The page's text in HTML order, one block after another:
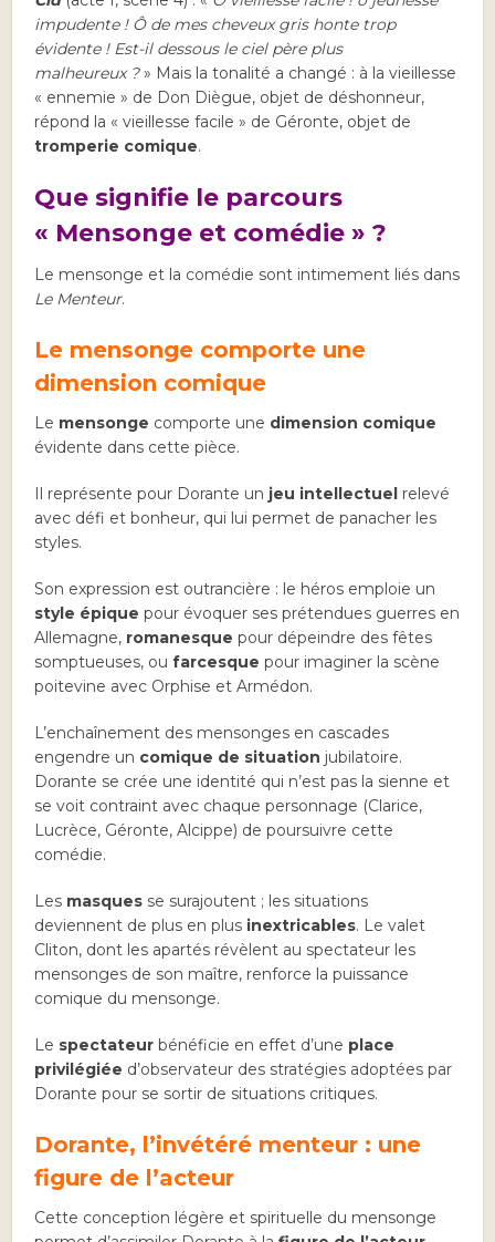
impudente ! Ô de mes cheveux gris honte trop
évidente ! Est-il dessous le ciel père plus
malheureux ?» Mais la tonalité a changé : à la vieillesse
« ennemie » de Don Diègue, objet de déshonneur,
répond la « vieillesse facile » de Géronte, objet de
tromperie comique.
Que signifie le parcours
« Mensonge et comédie » ?
Le mensonge et la comédie sont intimement liés dans
Le Menteur.
Le mensonge comporte une
dimension comique
Le mensonge comporte une dimension comique
évidente dans cette pièce.
Il représente pour Dorante un jeu intellectuel relevé
avec défi et bonheur, qui lui permet de panacher les
styles.
Son expression est outrancière : le héros emploie un
style épique pour évoquer ses prétendues guerres en
Allemagne, romanesque pour dépeindre des fêtes
somptueuses, oufarcesque pour imaginer la scène
poitevine avec Orphise et Armédon.
L’enchaînement des mensonges en cascades
engendre un comique de situation jubilatoire.
Dorante se crée une identité qui n’est pas la sienne et
se voit contraint avec chaque personnage (Clarice,
Lucrèce, Géronte, Alcippe) de poursuivre cette
comédie.
Les masques se surajoutent ; les situations
deviennent de plus en plus inextricables. Le valet
Cliton, dont les apartés révèlent au spectateur les
mensonges de son maître, renforce la puissance
comique du mensonge.
Le spectateur bénéficie en effet d’une place
privilégiée d’observateur des stratégies adoptées par
Dorante pour se sortir de situations critiques.
Dorante, l’invétéré menteur : une
figure de l’acteur
Cette conception légère et spirituelle du mensonge